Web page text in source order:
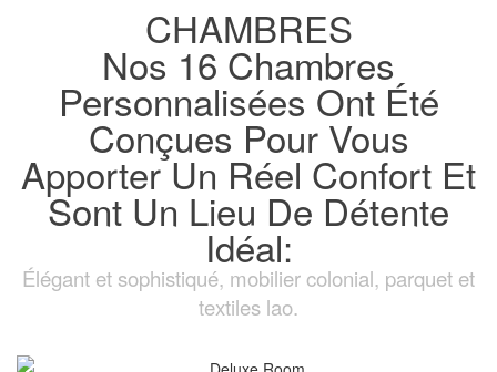
CHAMBRES
Nos 16 Chambres
Personnalisées Ont Été
Conçues Pour Vous
Apporter Un Réel Confort Et
Sont Un Lieu De Détente
Idéal:
Élégant et sophistiqué, mobilier colonial, parquet et
textiles lao.